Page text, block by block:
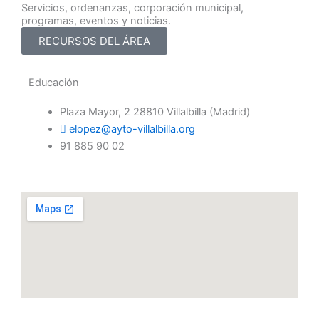
Servicios, ordenanzas, corporación municipal,
programas, eventos y noticias.
RECURSOS DEL ÁREA
Educación
Plaza Mayor, 2 28810 Villalbilla (Madrid)
elopez@ayto-villalbilla.org
91 885 90 02